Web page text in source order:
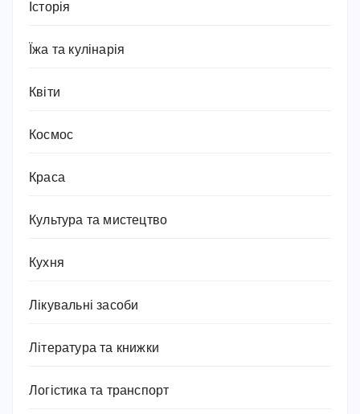
Історія
Їжа та кулінарія
Квіти
Космос
Краса
Культура та мистецтво
Кухня
Лікувальні засоби
Література та книжки
Логістика та транспорт